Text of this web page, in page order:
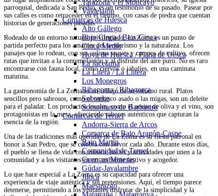
Tarazona y el Moncayo
Valdejalón
Comarcas de Huesca
Alto Gállego
Bajo Cinca / Baix Cinca
Cinca Medio
Hoya de Huesca / Plana de Uesca
La Jacetania
La Litera / La Llitera
Los Monegros
Ribagorza / Ribagorça
Sobrarbe
Somontano de Barbastro
Comarcas de Teruel
Andorra-Sierra de Arcos
Comarca de Bajo Aragón-Caspe
Bajo Martín
Comunidad de Teruel
Cuencas Mineras
Gúdar-Javalambre
Jiloca
Maestrazgo
Matarraña / Matarranya
parroquial, dedicada a San Pedro, es un testimonio de su pasado. Pasear por
sus calles es como retroceder en el tiempo, con casas de piedra que cuentan
historias de generaciones pasadas.
Rodeado de un entorno natural privilegiado, La Zoma es un punto de
partida perfecto para los amantes del senderismo y la naturaleza. Los
paisajes que lo rodean, con sus colinas suaves y campos de cultivo, ofrecen
rutas que invitan a la contemplación y al disfrute del aire puro. No es raro
encontrarse con fauna local, como ciervos o jabalíes, en una caminata
matutina.
La gastronomía de La Zoma es un reflejo de su entorno rural. Platos
sencillos pero sabrosos, como el ternasco asado o las migas, son un deleite
para el paladar. Los productos locales, como el aceite de oliva y el vino, son
protagonistas en la mesa, ofreciendo sabores auténticos que capturan la
esencia de la región.
Una de las tradiciones más queridas de La Zoma es su fiesta patronal en
honor a San Pedro, que se celebra con fervor cada año. Durante estos días,
el pueblo se llena de vida con música, bailes y actividades que unen a la
comunidad y a los visitantes en un ambiente festivo y acogedor.
Lo que hace especial a La Zoma es su capacidad para ofrecer una
experiencia de viaje auténtica y sin pretensiones. Aquí, el tiempo parece
detenerse, permitiendo a los visitantes disfrutar de la simplicidad y la